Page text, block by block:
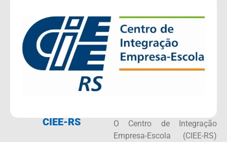
CIEE-RS
O Centro de Integração
Empresa-Escola (CIEE-RS)